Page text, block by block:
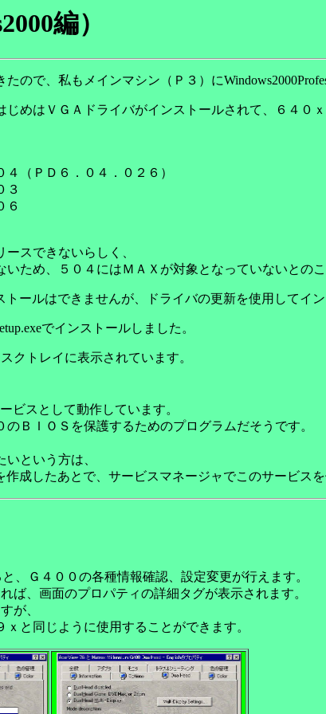
編）
で、私もメインマシン（Ｐ３）に
めはＶＧＡドライバがインストールされて、６４０
（ＰＤ６．０４．０２６）
スできないらしく、
ため、５０４にはＭＡＸが対象となっていないとのこ
ールはできませんが、ドライバの更新を使用してイ
でインストールしました。
クトレイに表示されています。
ビスとして動作しています。
ＢＩＯＳを保護するためのプログラムだそうです。
という方は、
成したあとで、サービスマネージャでこのサービスを
、Ｇ４００の各種情報確認、設定変更が行えます。
ば、画面のプロパティの詳細タグが表示されます。
が、
と同じように使用することができます。